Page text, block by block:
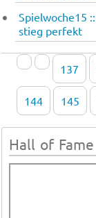
Spielwoche15
stieg per­fekt
137
144 145
Hall of Fame